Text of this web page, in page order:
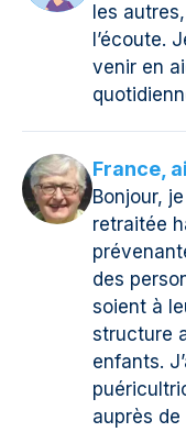
les
l’écoute.
venir en
France,
Bonjour,
retraitée
des
soient à
structure
enfants.
auprès